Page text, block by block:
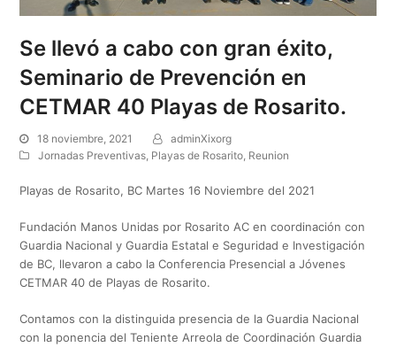
Se llevó a cabo con gran éxito,
Seminario de Prevención en
CETMAR 40 Playas de Rosarito.
18 noviembre, 2021
adminXixorg
Jornadas Preventivas Playas de Rosarito Reunion
Playas de Rosarito, BC Martes 16 Noviembre del 2021
Fundación Manos Unidas por Rosarito AC en coordinación con
Guardia Nacional y Guardia Estatal e Seguridad e Investigación
de BC, llevaron a cabo la Conferencia Presencial a Jóvenes
CETMAR 40 de Playas de Rosarito.
Contamos con la distinguida presencia de la Guardia Nacional
con la ponencia del Teniente Arreola de Coordinación Guardia